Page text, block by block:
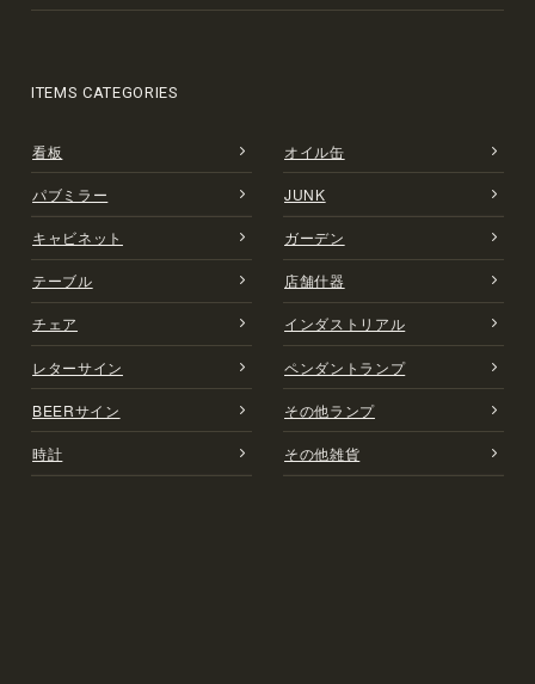
ITEMS CATEGORIES
看板
パブミラー
キャビネット
テーブル
チェア
レターサイン
BEERサイン
時計
オイル缶
JUNK
ガーデン
店舗什器
インダストリアル
ペンダントランプ
その他ランプ
その他雑貨